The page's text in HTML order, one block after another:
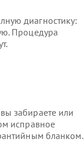
диагностику:
Процедура
забираете или
исправное
бланком.